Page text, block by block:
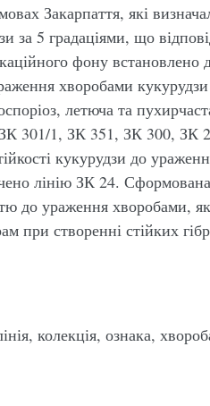
Закарпаття, які
за 5 градаціями, що
фону встановлено
хворобами
летюча та
ЗК 301/1, ЗК 351, ЗК 300, ЗК
кукурудзи до
лінію ЗК 24.
до ураження хворобами,
при створенні стійких
колекція, ознака,